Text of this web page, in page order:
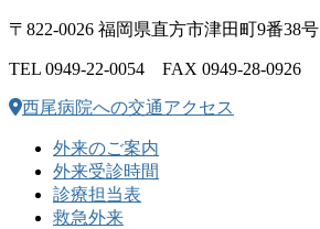
〒822-0026 福岡県直方市津田町9番38号
TEL 0949-22-0054 FAX 0949-28-0926
西尾病院への交通アクセス
外来のご案内
外来受診時間
診療担当表
救急外来